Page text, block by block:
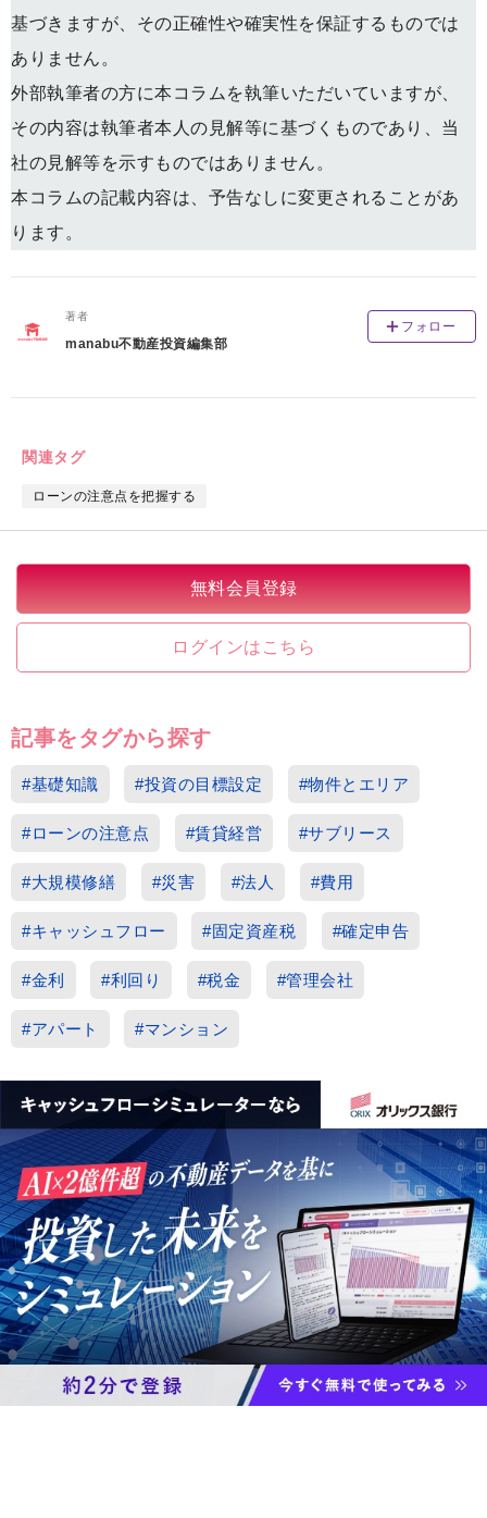
基づきますが、その正確性や確実性を保証するものでは
ありません。
外部執筆者の方に本コラムを執筆いただいていますが、
その内容は執筆者本人の見解等に基づくものであり、当
社の見解等を示すものではありません。
本コラムの記載内容は、予告なしに変更されることがあ
ります。
著者
manabu不動産投資編集部
フォロー
関連タグ
ローンの注意点を把握する
無料会員登録
ログインはこちら
記事をタグから探す
#基礎知識 #投資の目標設定 #物件とエリア
#ローンの注意点 #賃貸経営 #サブリース
#大規模修繕 #災害 #法人 #費用
#キャッシュフロー #固定資産税 #確定申告
#金利 #利回り #税金 #管理会社
#アパート #マンション